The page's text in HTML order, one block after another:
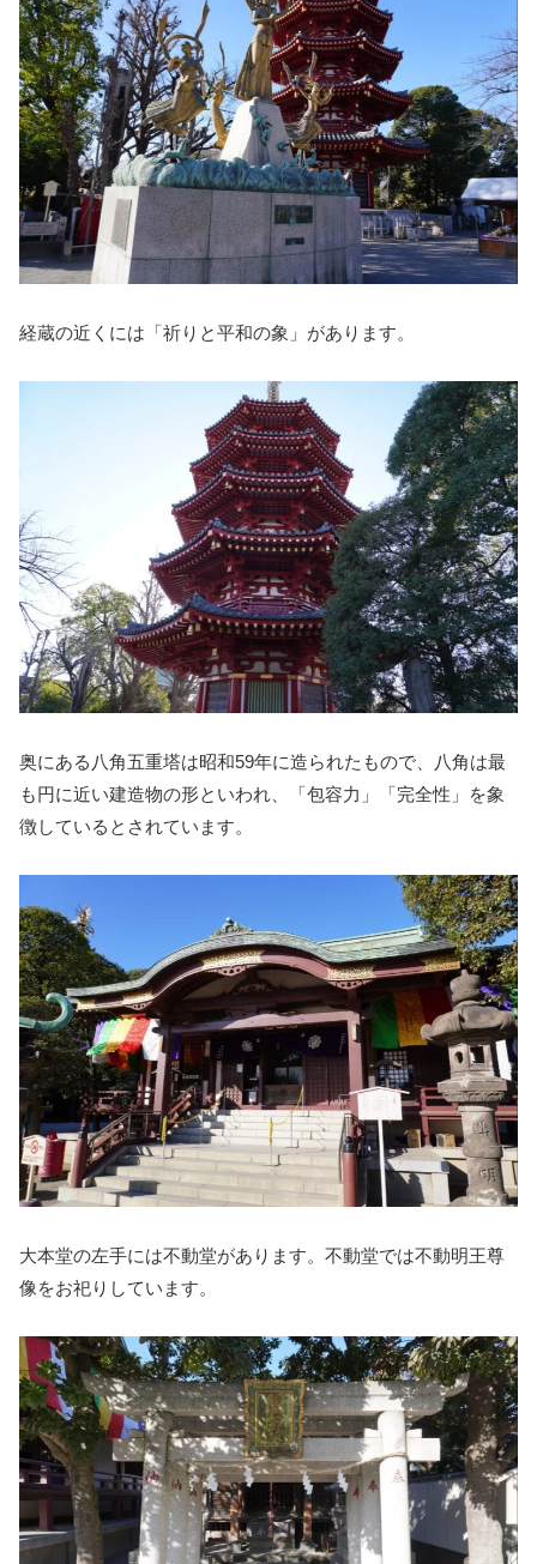
経蔵の近くには「祈りと平和の象」があります。
奥にある八角五重塔は昭和59年に造られたもので、八角は最
も円に近い建造物の形といわれ、「包容力」「完全性」を象
徴しているとされています。
大本堂の左手には不動堂があります。不動堂では不動明王尊
像をお祀りしています。